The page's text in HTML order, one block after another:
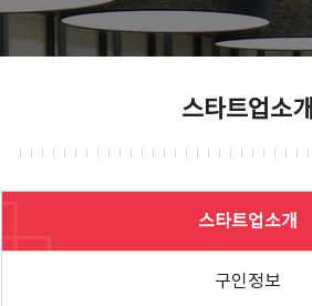
스타트업소개
스타트업소개
구인정보